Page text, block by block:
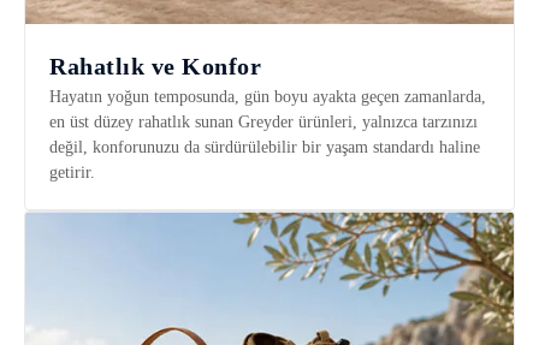
Rahatlık ve Konfor
Hayatın yoğun temposunda, gün boyu ayakta geçen zamanlarda,
en üst düzey rahatlık sunan Greyder ürünleri, yalnızca tarzınızı
değil, konforunuzu da sürdürülebilir bir yaşam standardı haline
getirir.